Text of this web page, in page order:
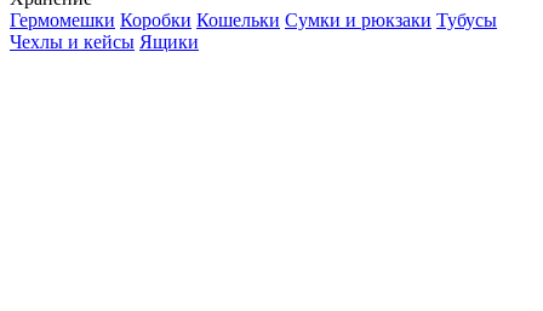
Гермомешки Коробки Кошельки Сумки и рюкзаки Тубусы
Чехлы и кейсы Ящики